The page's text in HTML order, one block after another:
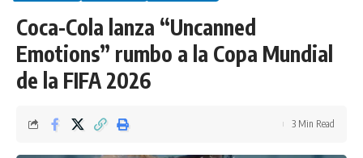
Coca-Cola lanza “Uncanned
Emotions” rumbo a la Copa Mundial
de la FIFA 2026
3 Min Read